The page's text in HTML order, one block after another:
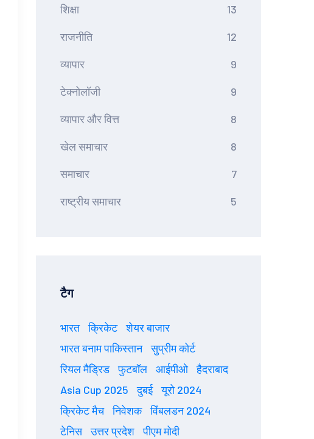
शिक्षा 13
राजनीति 12
व्यापार 9
टेक्नोलॉजी 9
व्यापार और वित्त 8
खेल समाचार 8
समाचार 7
राष्ट्रीय समाचार 5
टैग
भारत क्रिकेट
शेयर बाजार
भारत बनाम पाकिस्तान
सुप्रीम कोर्ट
रियल मैड्रिड
फुटबॉल आईपीओ
हैदराबाद
Asia Cup 2025
दुबई
यूरो 2024
क्रिकेट मैच
निवेशक
विंबलडन 2024
टेनिस
उत्तर प्रदेश
पीएम मोदी